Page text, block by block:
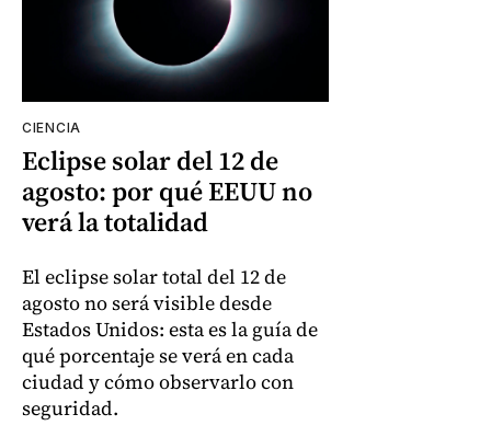
CIENCIA
Eclipse solar del 12 de
agosto: por qué EEUU no
verá la totalidad
El eclipse solar total del 12 de
agosto no será visible desde
Estados Unidos: esta es la guía de
qué porcentaje se verá en cada
ciudad y cómo observarlo con
seguridad.